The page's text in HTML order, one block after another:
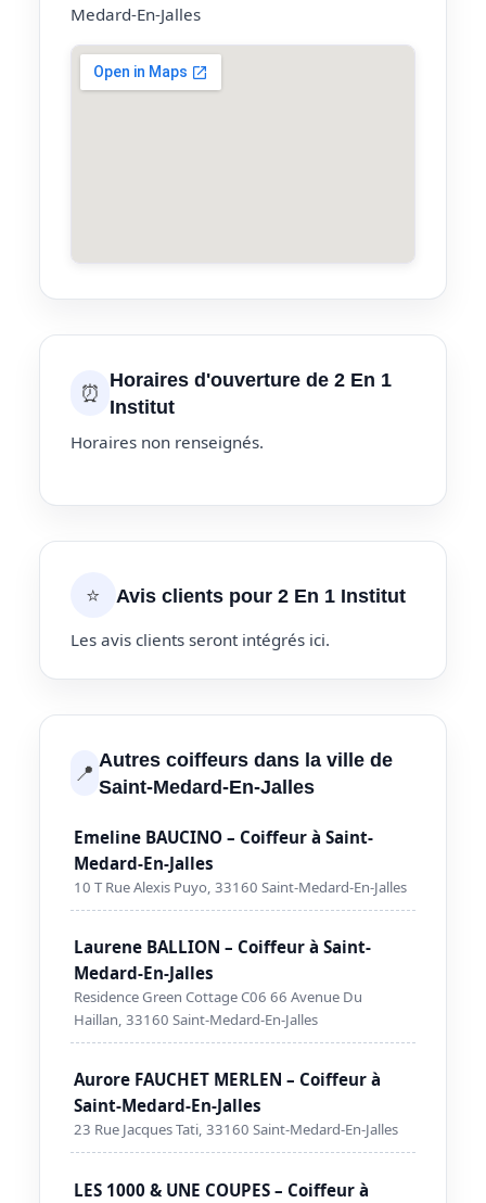
Medard-En-Jalles
⏰ Horaires d'ouverture de 2 En 1
Institut
Horaires non renseignés.
⭐ Avis clients pour 2 En 1 Institut
Les avis clients seront intégrés ici.
📍 Autres coiffeurs dans la ville de
Saint-Medard-En-Jalles
Emeline BAUCINO – Coiffeur à Saint-
Medard-En-Jalles
10 T Rue Alexis Puyo, 33160 Saint-Medard-En-Jalles
Laurene BALLION – Coiffeur à Saint-
Medard-En-Jalles
Residence Green Cottage C06 66 Avenue Du
Haillan, 33160 Saint-Medard-En-Jalles
Aurore FAUCHET MERLEN – Coiffeur à
Saint-Medard-En-Jalles
23 Rue Jacques Tati, 33160 Saint-Medard-En-Jalles
LES 1000 & UNE COUPES – Coiffeur à